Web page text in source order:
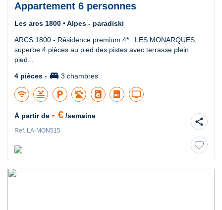
Appartement 6 personnes
Les arcs 1800 • Alpes - paradiski
ARCS 1800 - Résidence premium 4* : LES MONARQUES,
superbe 4 pièces au pied des pistes avec terrasse plein
pied...
4 pièces - king_bed 3 chambres
wifi pool local_parking local_laundry_service tv
À partir de - € /semaine
Ref. LA-MON515
share